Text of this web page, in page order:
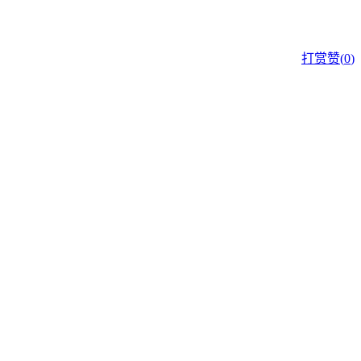
打赏赞(0)